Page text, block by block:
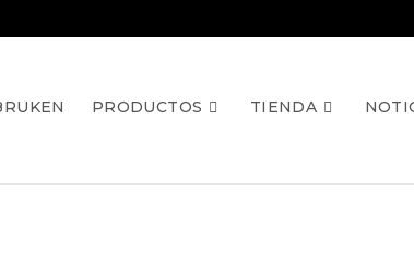
PRODUCTOS TIENDA